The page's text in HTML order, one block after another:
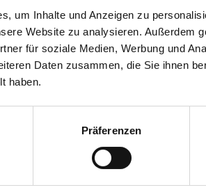
um Inhalte und Anzeigen zu
Website zu analysieren. Außerdem
für soziale Medien, Werbung und
Daten zusammen, die Sie ihnen
haben.
Präferenzen